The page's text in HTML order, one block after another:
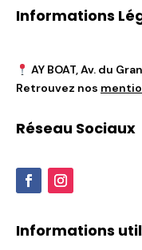
Informations
AY BOAT, Av. du
Retrouvez nos
Réseau Sociaux
Informations